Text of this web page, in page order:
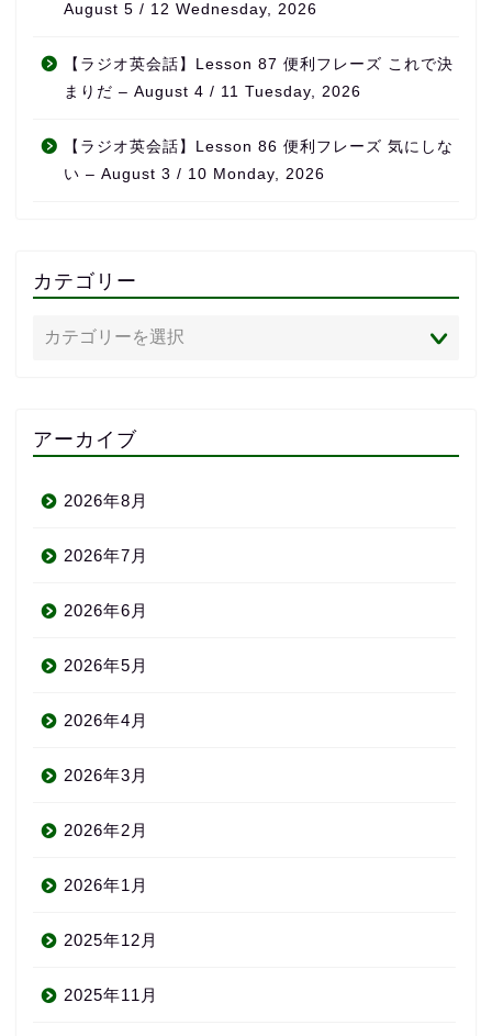
August 5 / 12 Wednesday, 2026
【ラジオ英会話】Lesson 87 便利フレーズ これで決
まりだ – August 4 / 11 Tuesday, 2026
【ラジオ英会話】Lesson 86 便利フレーズ 気にしな
い – August 3 / 10 Monday, 2026
カテゴリー
アーカイブ
2026年8月
2026年7月
2026年6月
2026年5月
2026年4月
2026年3月
2026年2月
2026年1月
2025年12月
2025年11月